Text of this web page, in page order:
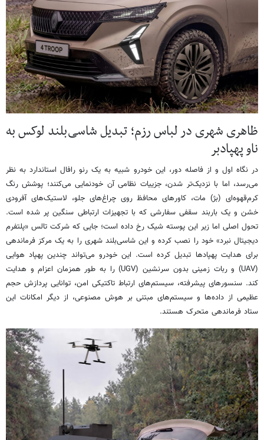
ظاهری شهری در لباس رزم؛ تبدیل شاسی‌بلند لوکس به
ناو پهپادبر
در نگاه اول و از فاصله دور، این خودرو شبیه به یک رنو رافال استاندارد به نظر
می‌رسد، اما با نزدیک‌تر شدن، جزییات نظامی آن خودنمایی می‌کنند؛ پوشش رنگ
کرم‌قهوه‌ای (بژ) مات، کاورهای محافظ روی چراغ‌های جلو، لاستیک‌های آفرودی
خشن و یک باربند سقفی سفارشی که با تجهیزات ارتباطی سنگین پر شده است.
تحول اصلی اما زیر این پوسته شیک رخ داده است؛ جایی که شرکت تالس «پلتفرم
دیجیتال نبرد» خود را نصب کرده و این شاسی‌بلند شهری را به یک مرکز فرماندهی
برای هدایت پهپادها تبدیل کرده است. این خودرو می‌تواند چندین پهپاد هوایی
(UAV) و ربات زمینی بدون سرنشین (UGV) را به طور همزمان اعزام و هدایت
کند. سنسورهای پیشرفته، سیستم‌های ارتباط تاکتیکی امن، توانایی پردازش حجم
عظیمی از داده‌ها و سیستم‌های مبتنی بر هوش مصنوعی، از دیگر امکانات این
ستاد فرماندهی متحرک هستند.